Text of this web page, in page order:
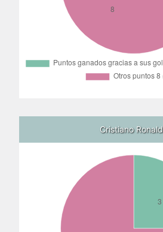
Cristiano